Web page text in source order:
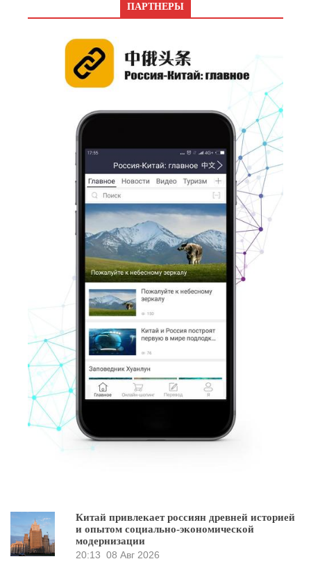
ПАРТНЕРЫ
Китай привлекает россиян древней историей
и опытом социально-экономической
модернизации
20:13 08 Авг 2026